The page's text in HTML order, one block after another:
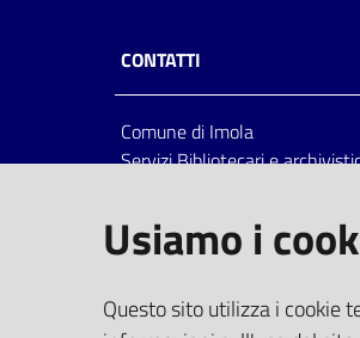
CONTATTI
Comune di Imola
Servizi Bibliotecari e
Italia
centralino: tel 0542.6026.36
bim@comune.imola.bo.it
PEC
Usiamo i
Questo sito utilizza i cookie